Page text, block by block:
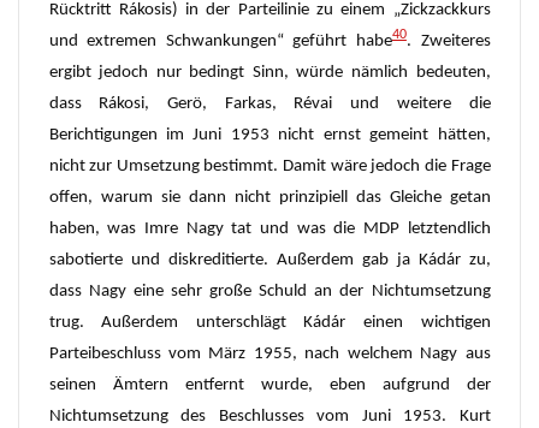
Rücktritt Rákosis) in der Parteilinie zu einem „Zickzackkurs
und extremen Schwankungen“ geführt habe40. Zweiteres
ergibt jedoch nur bedingt Sinn, würde nämlich bedeuten,
dass Rákosi, Gerö, Farkas, Révai und weitere die
Berichtigungen im Juni 1953 nicht ernst gemeint hätten,
nicht zur Umsetzung bestimmt. Damit wäre jedoch die Frage
offen, warum sie dann nicht prinzipiell das Gleiche getan
haben, was Imre Nagy tat und was die MDP letztendlich
sabotierte und diskreditierte. Außerdem gab ja Kádár zu,
dass Nagy eine sehr große Schuld an der Nichtumsetzung
trug. Außerdem unterschlägt Kádár einen wichtigen
Parteibeschluss vom März 1955, nach welchem Nagy aus
seinen Ämtern entfernt wurde, eben aufgrund der
Nichtumsetzung des Beschlusses vom Juni 1953. Kurt